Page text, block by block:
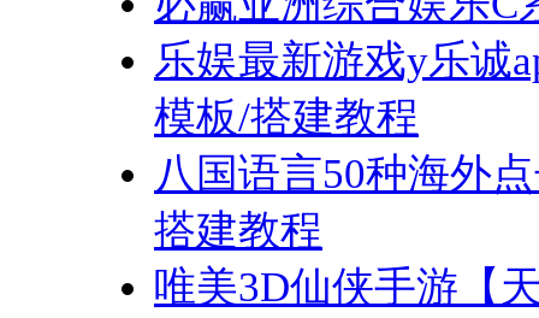
乐娱最新游戏y乐诚
模板/搭建教程
八国语言50种海外
搭建教程
唯美3D仙侠手游【